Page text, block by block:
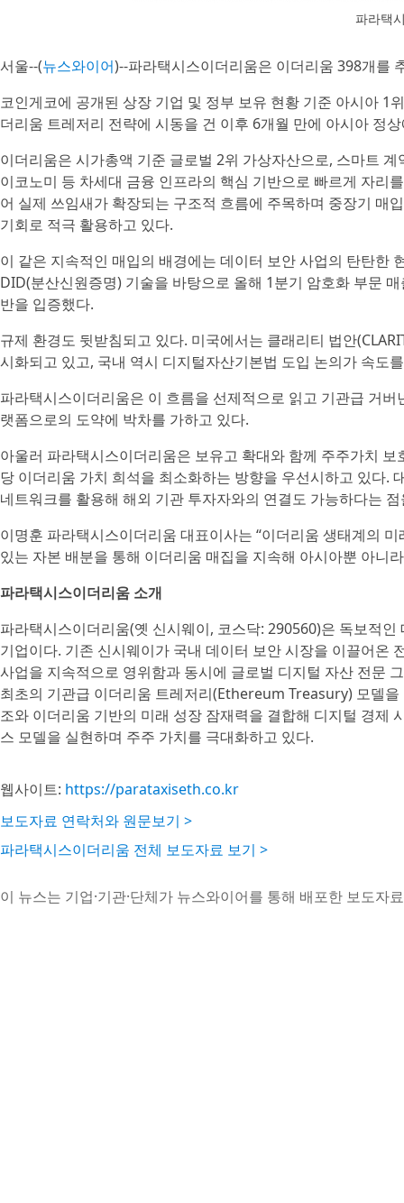
파라택
서울--(뉴스와이어)--파라택시스이더리움은 이더리움 398개를
코인게코에 공개된 상장 기업 및 정부 보유 현황 기준 아시아 1
더리움 트레저리 전략에 시동을 건 이후 6개월 만에 아시아 정
이더리움은 시가총액 기준 글로벌 2위 가상자산으로, 스마트
이코노미 등 차세대 금융 인프라의 핵심 기반으로 빠르게 자리
어 실제 쓰임새가 확장되는 구조적 흐름에 주목하며 중장기 매
기회로 적극 활용하고 있다.
이 같은 지속적인 매입의 배경에는 데이터 보안 사업의 탄탄한
DID(분산신원증명) 기술을 바탕으로 올해 1분기 암호화 부문
반을 입증했다.
규제 환경도 뒷받침되고 있다. 미국에서는 클래리티 법안
시화되고 있고, 국내 역시 디지털자산기본법 도입 논의가 속도
파라택시스이더리움은 이 흐름을 선제적으로 읽고 기관급 거
랫폼으로의 도약에 박차를 가하고 있다.
아울러 파라택시스이더리움은 보유고 확대와 함께 주주가치
당 이더리움 가치 희석을 최소화하는 방향을 우선시하고 있다.
네트워크를 활용해 해외 기관 투자자와의 연결도 가능하다는
이명훈 파라택시스이더리움 대표이사는 “이더리움 생태계의
있는 자본 배분을 통해 이더리움 매집을 지속해 아시아뿐 아니
파라택시스이더리움 소개
파라택시스이더리움(옛 신시웨이, 코스닥: 290560)은 독보적
기업이다. 기존 신시웨이가 국내 데이터 보안 시장을 이끌어온
사업을 지속적으로 영위함과 동시에 글로벌 디지털 자산 전문
최초의 기관급 이더리움 트레저리(Ethereum Treasury) 모델
조와 이더리움 기반의 미래 성장 잠재력을 결합해 디지털 경제
스 모델을 실현하며 주주 가치를 극대화하고 있다.
웹사이트: https://parataxiseth.co.kr
보도자료 연락처와 원문보기 >
파라택시스이더리움 전체 보도자료 보기 >
이 뉴스는 기업·기관·단체가 뉴스와이어를 통해 배포한 보도자